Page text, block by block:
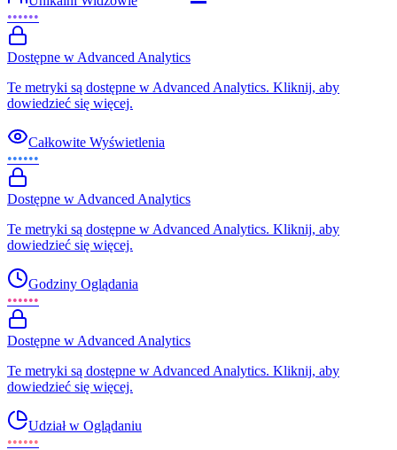
••••••
Dostępne w Advanced Analytics
Te metryki są dostępne w Advanced Analytics. Kliknij, aby
dowiedzieć się więcej.
Całkowite Wyświetlenia
••••••
Dostępne w Advanced Analytics
Te metryki są dostępne w Advanced Analytics. Kliknij, aby
dowiedzieć się więcej.
Godziny Oglądania
••••••
Dostępne w Advanced Analytics
Te metryki są dostępne w Advanced Analytics. Kliknij, aby
dowiedzieć się więcej.
Udział w Oglądaniu
••••••